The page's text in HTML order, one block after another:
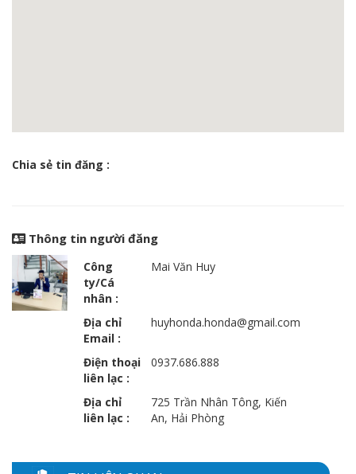
Chia sẻ tin đăng :
Thông tin người đăng
Công
ty/Cá
nhân :
Mai Văn Huy
Địa chỉ
Email :
huyhonda.honda@gmail.com
Điện thoại
liên lạc :
0937.686.888
Địa chỉ
liên lạc :
725 Trần Nhân Tông, Kiến
An, Hải Phòng